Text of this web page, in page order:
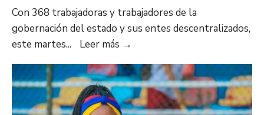
Con 368 trabajadoras y trabajadores de la
gobernación del estado y sus entes descentralizados,
este martes... Leer más →
final
de
los